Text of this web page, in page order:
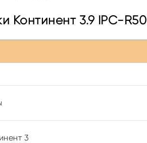
Континент 3.9 IPC-R50
3